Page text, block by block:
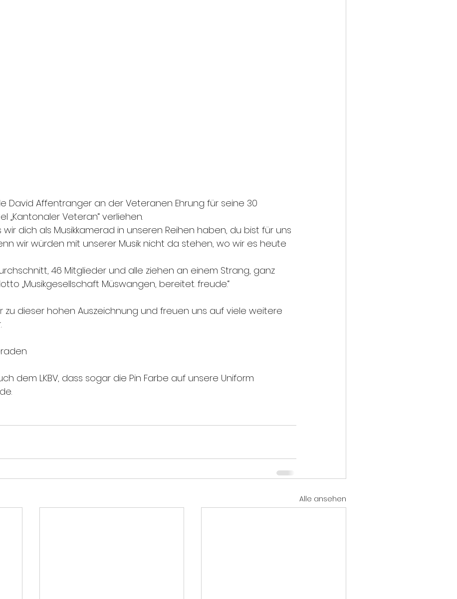
David Affentranger an der Veteranen Ehrung für seine 30
„Kantonaler Veteran“ verliehen.
wir dich als Musikkamerad in unseren Reihen haben, du bist für uns
wir würden mit unserer Musik nicht da stehen, wo wir es heute
46 Mitglieder und alle ziehen an einem Strang, ganz
„Musikgesellschaft Müswangen, bereitet. freude.“
zu dieser hohen Auszeichnung und freuen uns auf viele weitere
dem LKBV, dass sogar die Pin Farbe auf unsere Uniform
Alle ansehen